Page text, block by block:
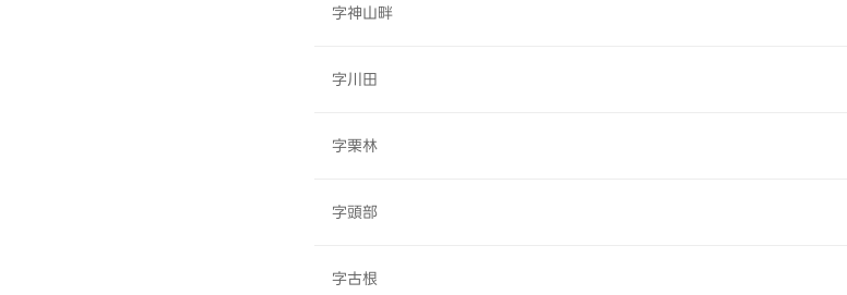
字神山畔
字川田
字栗林
字頭部
字古根